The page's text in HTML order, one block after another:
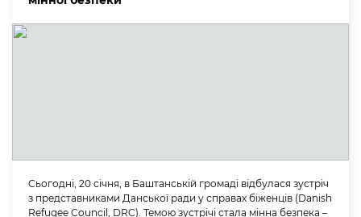
Сьогодні, 20 січня, в Баштанській громаді відбулася зустріч
з представниками Данської ради у справах біженців (Danish
Refugee Council, DRC). Темою зустрічі стала мінна безпека –